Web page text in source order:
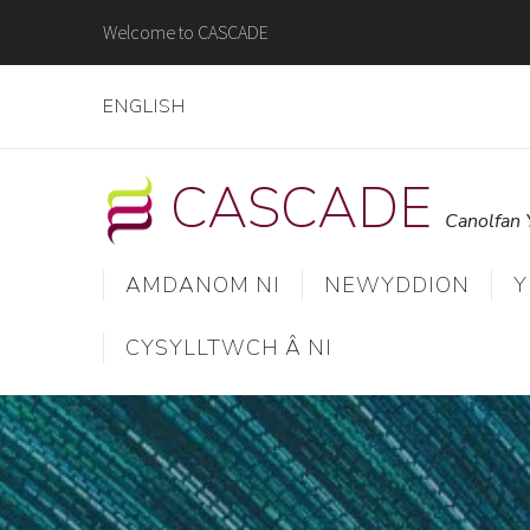
to
Welcome to CASCADE
ENGLISH
CASCADE Canolfan
AMDANOM NI NEWYDDION
CYSYLLTWCH Â NI